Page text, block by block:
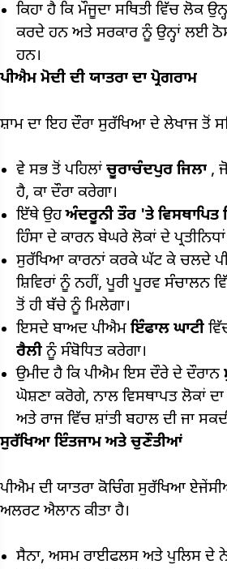
ਕਿਹਾ ਹੈ ਕਿ ਮੌਜੂਦਾ ਸਥਿਤੀ ਵਿੱਚ ਲੋਕ
ਕਰਦੇ ਹਨ ਅਤੇ ਸਰਕਾਰ ਨੂੰ ਉਨ੍ਹਾਂ ਲਈ
ਹਨ।
ਪੀਐਮ ਮੋਦੀ ਦੀ ਯਾਤਰਾ ਦਾ ਪ੍ਰੋਗਰਾਮ
ਸ਼ਾਮ ਦਾ ਇਹ ਦੌਰਾ ਸੁਰੱਖਿਆ ਦੇ ਲੇਖਾਜ ਤੋਂ
ਵੇ ਸਭ ਤੋਂ ਪਹਿਲਾਂ ਚੂਰਾਚੰਦਪੁਰ ਜਿਲਾ ,
ਹੈ, ਕਾ ਦੌਰਾ ਕਰੇਗਾ।
ਇੱਥੇ ਉਹਅੰਦਰੂਨੀ ਤੌਰ 'ਤੇ ਵਿਸਥਾਪਿਤ
ਹਿੰਸਾ ਦੇ ਕਾਰਨ ਬੇਘਰੇ ਲੋਕਾਂ ਦੇ
ਸੁਰੱਖਿਆ ਕਾਰਨਾਂ ਕਰਕੇ ਘੱਟ ਕੇ ਚਲਦੇ
ਸ਼ਿਵਿਰਾਂ ਨੂੰ ਨਹੀਂ, ਪੂਰੀ ਪੂਰਵ ਸੰਚਾਲਨ
ਤੋਂ ਹੀ ਬੱਚੇ ਨੂੰ ਮਿਲੇਗਾ।
ਇਸਦੇ ਬਾਅਦ ਪੀਐਮ ਇੰਫਾਲ ਘਾਟੀ
ਰੈਲੀ ਨੂੰ ਸੰਬੋਧਿਤ ਕਰੇਗਾ।
ਉਮੀਦ ਹੈ ਕਿ ਪੀਐਮ ਇਸ ਦੌਰੇ ਦੇ ਦੌਰਾਨ
ਘੋਸ਼ਣਾ ਕਰੋਗੇ, ਨਾਲ ਵਿਸਥਾਪਤ ਲੋਕਾਂ
ਅਤੇ ਰਾਜ ਵਿੱਚ ਸ਼ਾਂਤੀ ਬਹਾਲ ਦੀ ਜਾ
ਸੁਰੱਖਿਆ ਇੰਤਜਾਮ ਅਤੇ ਚੁਣੌਤੀਆਂ
ਪੀਐਮ ਦੀ ਯਾਤਰਾ ਕੋਚਿੰਗ ਸੁਰੱਖਿਆ
ਅਲਰਟ ਐਲਾਨ ਕੀਤਾ ਹੈ।
ਸੈਨਾ, ਅਸਮ ਰਾਈਫਲਸ ਅਤੇ ਪੁਲਿਸ ਦੇ